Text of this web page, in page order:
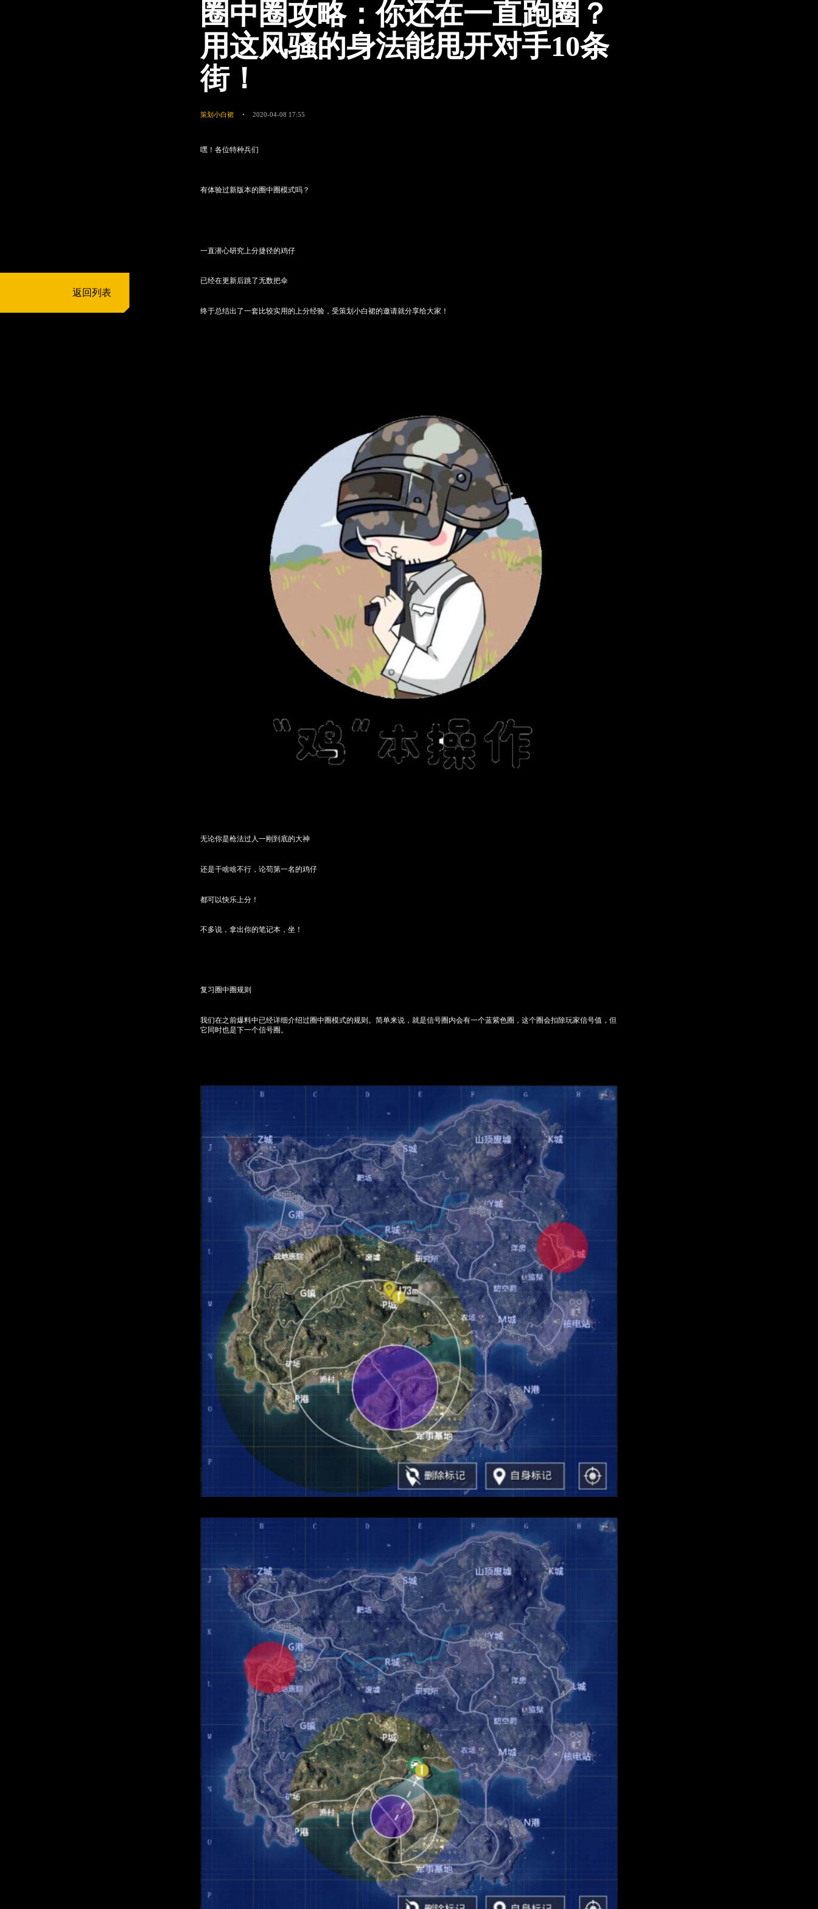
返回列表
圈中圈攻略：你还在一直跑圈？
用这风骚的身法能甩开对手10条
街！
策划小白裙 2020-04-08 17:55
嘿！各位特种兵们
有体验过新版本的圈中圈模式吗？
一直潜心研究上分捷径的鸡仔
已经在更新后跳了无数把伞
终于总结出了一套比较实用的上分经验，受策划小白裙的邀请就分享给大家！
无论你是枪法过人一刚到底的大神
还是干啥啥不行，论苟第一名的鸡仔
都可以快乐上分！
不多说，拿出你的笔记本，坐！
复习圈中圈规则
我们在之前爆料中已经详细介绍过圈中圈模式的规则。简单来说，就是信号圈内会有一个蓝紫色圈 ，这个圈会扣除玩家信号值，但
它同时也是下一个信号圈 。